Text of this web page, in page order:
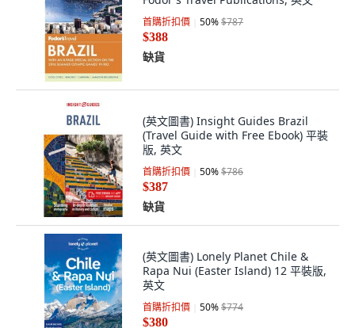
首購折扣價 50% $787
$388
缺貨
(英文圖書) Insight Guides Brazil
(Travel Guide with Free Ebook) 平裝
版, 英文
首購折扣價 50% $786
$387
缺貨
(英文圖書) Lonely Planet Chile &
Rapa Nui (Easter Island) 12 平裝版,
英文
首購折扣價 50% $774
$380